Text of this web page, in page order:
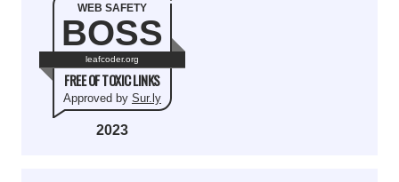
WEB SAFETY
BOSS
leafcoder.org
FREE OF TOXIC LINKS
Approved by Sur.ly
2023